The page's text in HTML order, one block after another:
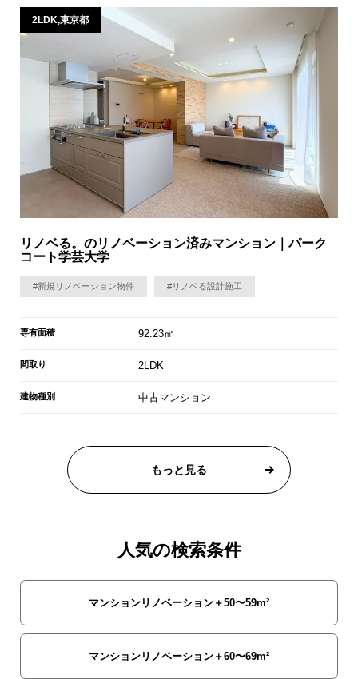
2LDK,東京都
リノベる。のリノベーション済みマンション｜パーク
コート学芸大学
#新規リノベーション物件 #リノベる設計施工
専有面積 92.23㎡
間取り 2LDK
建物種別 中古マンション
もっと見る
人気の検索条件
マンションリノベーション＋50〜59m²
マンションリノベーション＋60〜69m²